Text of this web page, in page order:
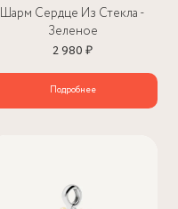
Шарм Сердце Из Стекла -
Зеленое
2 980 ₽
Подробнее